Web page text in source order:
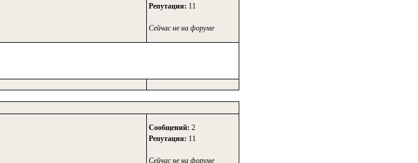
Репутация: 11
Сейчас не на форуме
Сообщений: 2
Репутация: 11
Сейчас не на форуме